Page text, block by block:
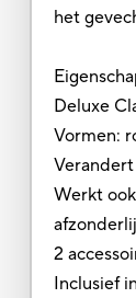
het
Deluxe
Vormen:
Werkt
2
Inclusief